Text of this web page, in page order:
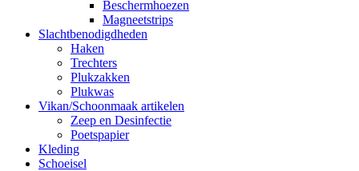
Beschermhoezen
Magneetstrips
Slachtbenodigdheden
Haken
Trechters
Plukzakken
Plukwas
Vikan/Schoonmaak artikelen
Zeep en Desinfectie
Poetspapier
Kleding
Schoeisel